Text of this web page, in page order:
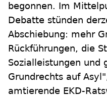
begonnen. Im
Debatte stünden
Abschiebung: mehr
Rückführungen, die
Sozialleistungen und
Grundrechts auf
amtierende EKD-